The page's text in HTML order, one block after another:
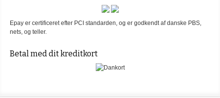
Epay er certificeret efter PCI standarden, og er godkendt af danske PBS,
nets, og teller.
Betal med dit kreditkort